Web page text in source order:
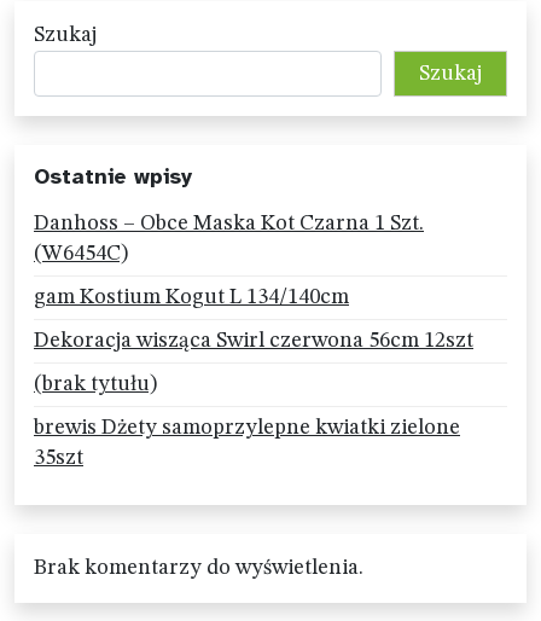
Szukaj
Szukaj
Ostatnie wpisy
Danhoss – Obce Maska Kot Czarna 1 Szt.
(W6454C)
gam Kostium Kogut L 134/140cm
Dekoracja wisząca Swirl czerwona 56cm 12szt
(brak tytułu)
brewis Dżety samoprzylepne kwiatki zielone
35szt
Brak komentarzy do wyświetlenia.